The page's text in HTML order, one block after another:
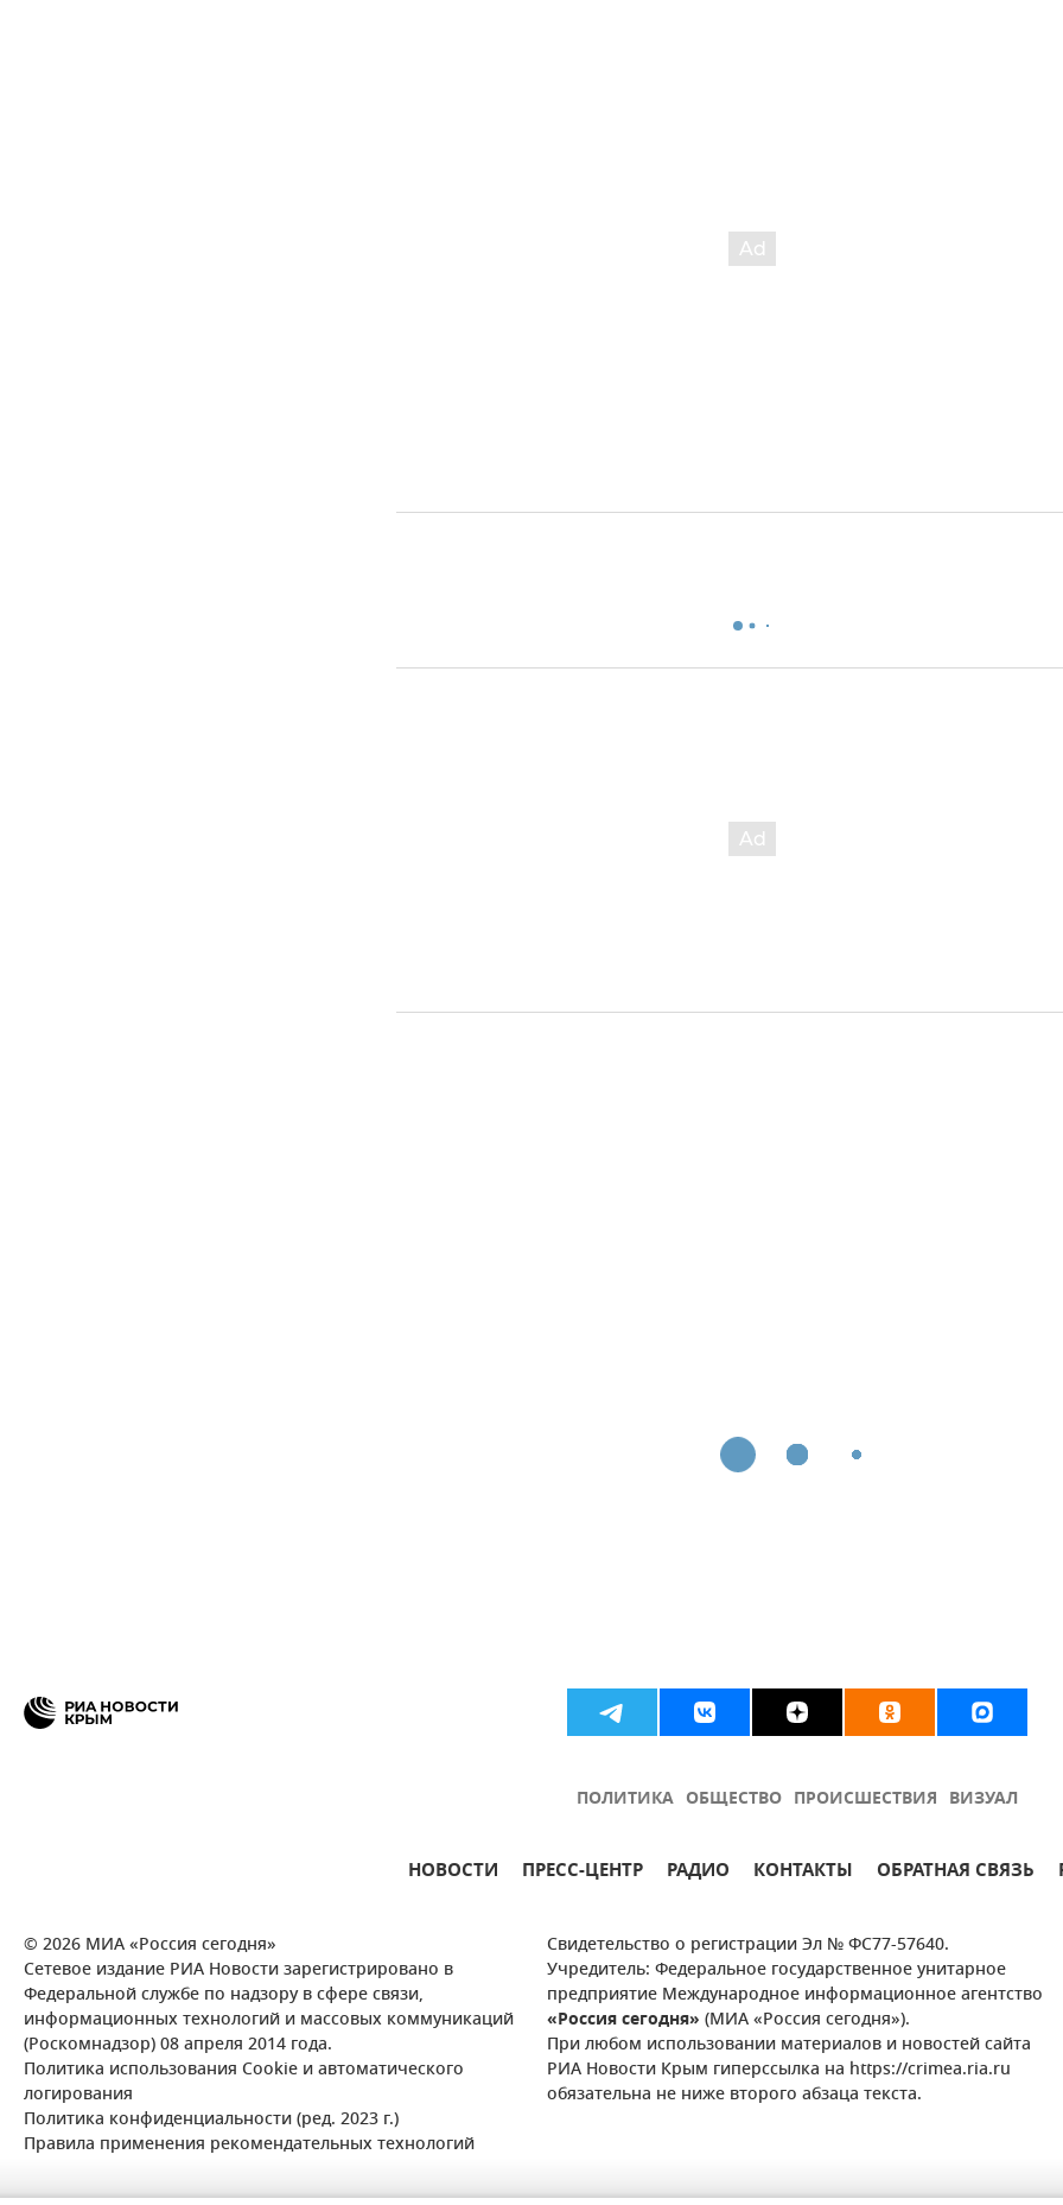
ПОЛИТИКА ОБЩЕСТВО ПРОИСШЕСТВИЯ ВИЗУАЛ
НОВОСТИ ПРЕСС-ЦЕНТР РАДИО КОНТАКТЫ ОБРАТНАЯ СВЯЗЬ
© 2026 МИА «Россия сегодня»
Сетевое издание РИА Новости зарегистрировано в
Федеральной службе по надзору в сфере связи,
информационных технологий и массовых коммуникаций
(Роскомнадзор) 08 апреля 2014 года.
Политика использования Cookie и автоматического
логирования
Политика конфиденциальности (ред. 2023 г.)
Правила применения рекомендательных технологий
Свидетельство о регистрации Эл № ФС77-57640.
Учредитель: Федеральное государственное унитарное
предприятие Международное информационное агентство
«Россия сегодня» (МИА «Россия сегодня»).
При любом использовании материалов и новостей сайта
РИА Новости Крым гиперссылка на https://crimea.ria.ru
обязательна не ниже второго абзаца текста.